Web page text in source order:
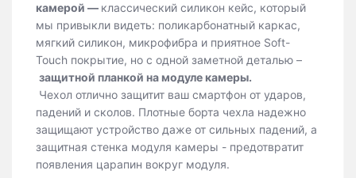
камерой — классический силикон кейс, который
мы привыкли видеть: поликарбонатный каркас,
мягкий силикон, микрофибра и приятное Soft-
Touch покрытие, но с одной заметной деталью –
защитной планкой на модуле камеры.
Чехол отлично защитит ваш смартфон от ударов,
падений и сколов. Плотные борта чехла надежно
защищают устройство даже от сильных падений, а
защитная стенка модуля камеры - предотвратит
появления царапин вокруг модуля.